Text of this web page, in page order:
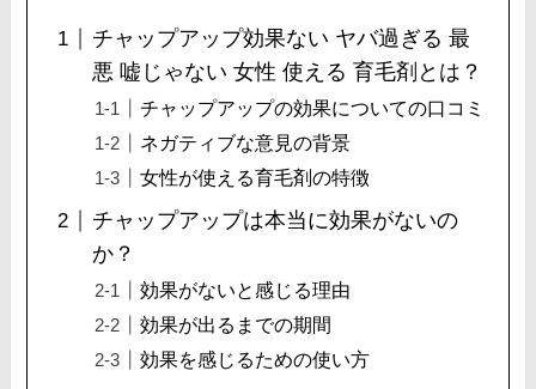
チャップアップ効果ない ヤバ過ぎる 最
悪 嘘じゃない 女性 使える 育毛剤とは？
チャップアップの効果についての口コミ
ネガティブな意見の背景
女性が使える育毛剤の特徴
チャップアップは本当に効果がないの
か？
効果がないと感じる理由
効果が出るまでの期間
効果を感じるための使い方